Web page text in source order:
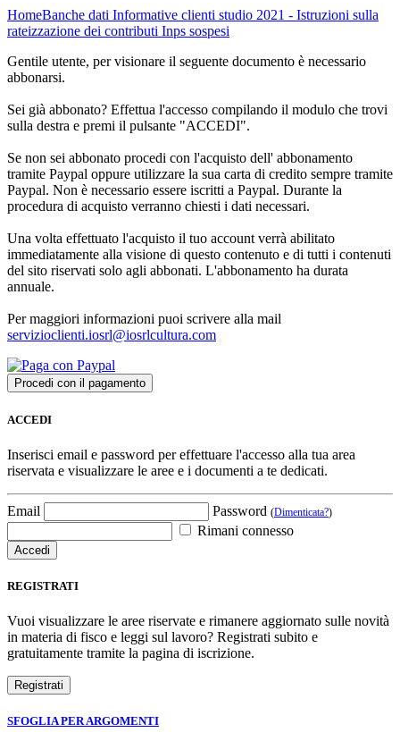
HomeBanche dati Informative clienti studio 2021 - Istruzioni sulla
rateizzazione dei contributi Inps sospesi
Gentile utente, per visionare il seguente documento è necessario
abbonarsi.
Sei già abbonato? Effettua l'accesso compilando il modulo che trovi
sulla destra e premi il pulsante "ACCEDI".
Se non sei abbonato procedi con l'acquisto dell' abbonamento
tramite Paypal oppure utilizzare la sua carta di credito sempre tramite
Paypal. Non è necessario essere iscritti a Paypal. Durante la
procedura di acquisto verranno chiesti i dati necessari.
Una volta effettuato l'acquisto il tuo account verrà abilitato
immediatamente alla visione di questo contenuto e di tutti i contenuti
del sito riservati solo agli abbonati. L'abbonamento ha durata
annuale.
Per maggiori informazioni puoi scrivere alla mail
servizioclienti.iosrl@iosrlcultura.com
ACCEDI
Inserisci email e password per effettuare l'accesso alla tua area
riservata e visualizzare le aree e i documenti a te dedicati.
Email Password (Dimenticata?)
Rimani connesso
REGISTRATI
Vuoi visualizzare le aree riservate e rimanere aggiornato sulle novità
in materia di fisco e leggi sul lavoro? Registrati subito e
gratuitamente tramite la pagina di iscrizione.
SFOGLIA PER ARGOMENTI